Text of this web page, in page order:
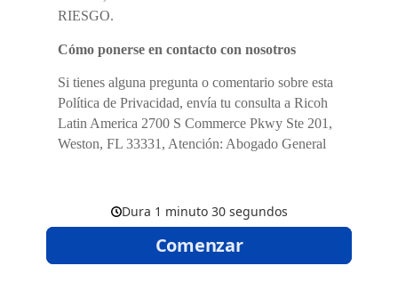
RIESGO.
Cómo ponerse en contacto con nosotros
Si tienes alguna pregunta o comentario sobre esta
Política de Privacidad, envía tu consulta a Ricoh
Latin America 2700 S Commerce Pkwy Ste 201,
Weston, FL 33331, Atención: Abogado General